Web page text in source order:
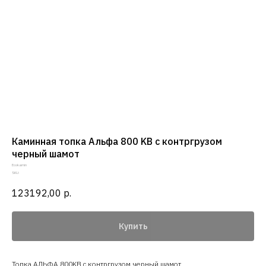
Каминная топка Альфа 800 KВ с контргрузом
черный шамот
Ecokamin
SKU:
123192,00 р.
Купить
Топка АЛЬФА 800KВ с контргрузом черный шамот